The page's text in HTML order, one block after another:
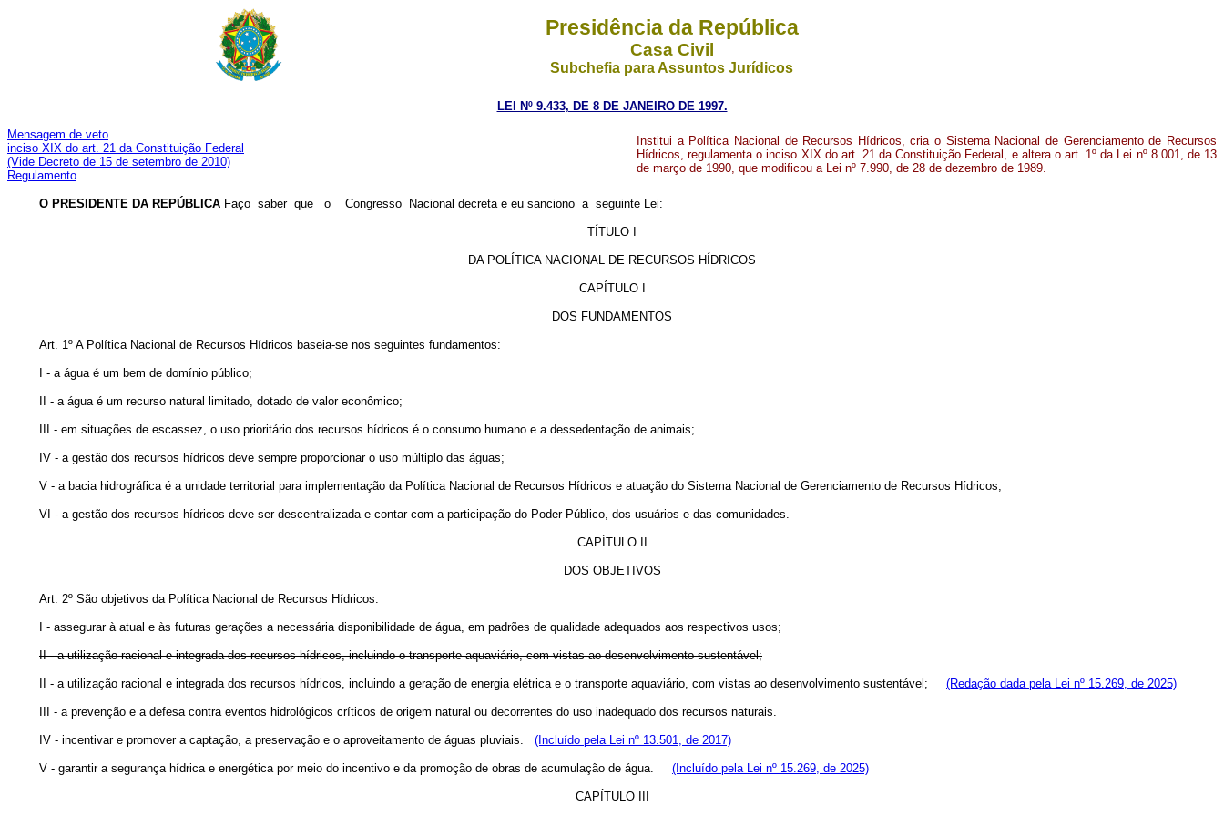
Presidência da República
Casa Civil
Subchefia para Assuntos Jurídicos
LEI Nº 9.433, DE 8 DE JANEIRO DE 1997.
Mensagem de veto
inciso XIX do art. 21 da Constituição Federal
(Vide Decreto de 15 de setembro de 2010)
Regulamento
Institui a Política Nacional de Recursos Hídricos, cria o Sistema Nacional de Gerenciamento de Recursos
Hídricos, regulamenta o inciso XIX do art. 21 da Constituição Federal, e altera o art. 1º da Lei nº 8.001, de 13
de março de 1990, que modificou a Lei nº 7.990, de 28 de dezembro de 1989.
O PRESIDENTE DA REPÚBLICA Faço saber que o Congresso Nacional decreta e eu sanciono a seguinte Lei:
TÍTULO I
DA POLÍTICA NACIONAL DE RECURSOS HÍDRICOS
CAPÍTULO I
DOS FUNDAMENTOS
Art. 1º A Política Nacional de Recursos Hídricos baseia-se nos seguintes fundamentos:
I - a água é um bem de domínio público;
II - a água é um recurso natural limitado, dotado de valor econômico;
III - em situações de escassez, o uso prioritário dos recursos hídricos é o consumo humano e a dessedentação de animais;
IV - a gestão dos recursos hídricos deve sempre proporcionar o uso múltiplo das águas;
V - a bacia hidrográfica é a unidade territorial para implementação da Política Nacional de Recursos Hídricos e atuação do Sistema Nacional de Gerenciamento de Recursos Hídricos;
VI - a gestão dos recursos hídricos deve ser descentralizada e contar com a participação do Poder Público, dos usuários e das comunidades.
CAPÍTULO II
DOS OBJETIVOS
Art. 2º São objetivos da Política Nacional de Recursos Hídricos:
I - assegurar à atual e às futuras gerações a necessária disponibilidade de água, em padrões de qualidade adequados aos respectivos usos;
II - a utilização racional e integrada dos recursos hídricos, incluindo o transporte aquaviário, com vistas ao desenvolvimento sustentável;
II - a utilização racional e integrada dos recursos hídricos, incluindo a geração de energia elétrica e o transporte aquaviário, com vistas ao desenvolvimento sustentável; (Redação dada pela Lei nº 15.269, de 2025)
III - a prevenção e a defesa contra eventos hidrológicos críticos de origem natural ou decorrentes do uso inadequado dos recursos naturais.
IV - incentivar e promover a captação, a preservação e o aproveitamento de águas pluviais. (Incluído pela Lei nº 13.501, de 2017)
V - garantir a segurança hídrica e energética por meio do incentivo e da promoção de obras de acumulação de água. (Incluído pela Lei nº 15.269, de 2025)
CAPÍTULO III